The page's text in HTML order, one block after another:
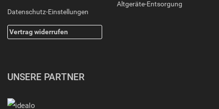
Datenschutz-Einstellungen
Vertrag widerrufen
Altgeräte-Entsorgung
UNSERE PARTNER